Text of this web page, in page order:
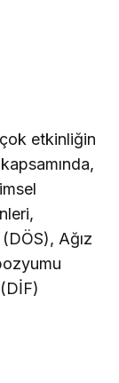
etkinliğin
Ağız